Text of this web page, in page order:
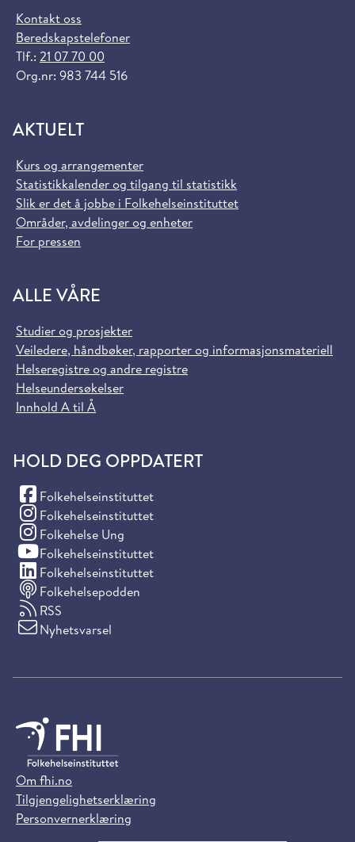
Kontakt oss
Beredskapstelefoner
Tlf.: 21 07 70 00
Org.nr: 983 744 516
AKTUELT
Kurs og arrangementer
Statistikkalender og tilgang til statistikk
Slik er det å jobbe i Folkehelseinstituttet
Områder, avdelinger og enheter
For pressen
ALLE VÅRE
Studier og prosjekter
Veiledere, håndbøker, rapporter og informasjonsmateriell
Helseregistre og andre registre
Helseundersøkelser
Innhold A til Å
HOLD DEG OPPDATERT
Folkehelseinstituttet
(Facebook)
Folkehelseinstituttet
(Instagram)
Folkehelse Ung
(Instagram)
Folkehelseinstituttet
(YouTube)
Folkehelseinstituttet
(LinkedIn)
Folkehelsepodden
RSS
Nyhetsvarsel
Om fhi.no
Tilgjengelighetserklæring
Personvernerklæring